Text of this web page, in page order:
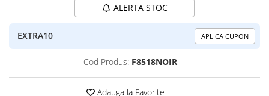
ALERTA STOC
EXTRA10 APLICA CUPON
Cod Produs: F8518NOIR
Adauga la Favorite